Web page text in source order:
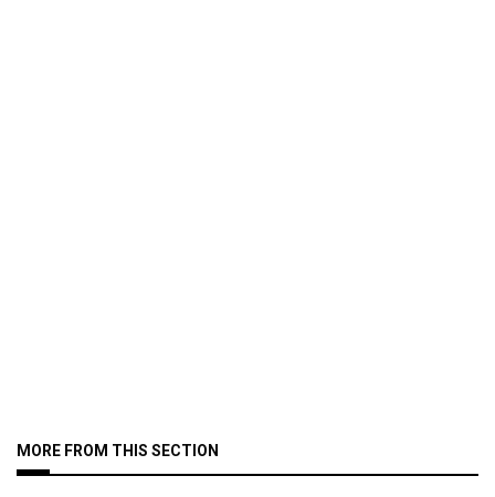
MORE FROM THIS SECTION